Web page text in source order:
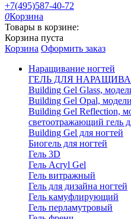
+7(495)587-40-72
0Корзина
Товары в корзине:
Корзина пуста
Корзина Оформить заказ
Наращивание ногтей
ГЕЛЬ ДЛЯ
Building Gel Glass,
Building Gel Opal,
Building Gel Reflection,
светоотражающий гель
Building Gel для ногтей
Биогель для ногтей
Гель 3D
Гель Acryl Gel
Гель витражный
Гель для дизайна ногтей
Гель камуфлирующий
Гель перламутровый